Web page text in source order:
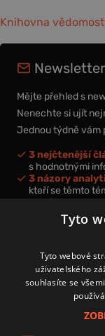
Knihovna
Newsletter
Mějte přehled s
Nenechte si ujít
Jednou týdně vám
3 nejčtenější
s hodnotnými
3 názory
kteří se těmto
nová videa a
k prohloubení
Přihlášením k
zpracování osobních
Tyto
Tyto webové
uživatelského
souhlasíte se